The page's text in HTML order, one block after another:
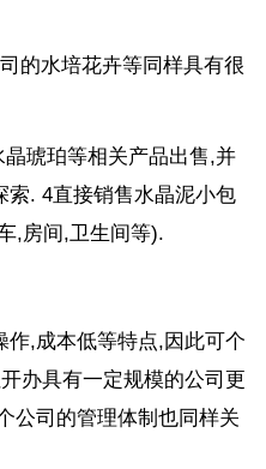
的水培花卉等同样具有很
琥珀等相关产品出售,并
索. 4直接销售水晶泥小包
,房间,卫生间等).
作,成本低等特点,因此可个
办具有一定规模的公司更
公司的管理体制也同样关